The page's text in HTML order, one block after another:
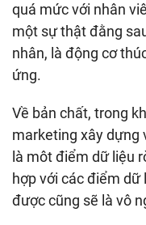
quá mức với nhân
một sự thật đằng
nhân, là động cơ
ứng.
Về bản chất, trong
marketing xây dựng
là môt điểm dữ liệu
hợp với các điểm
được cũng sẽ là vô